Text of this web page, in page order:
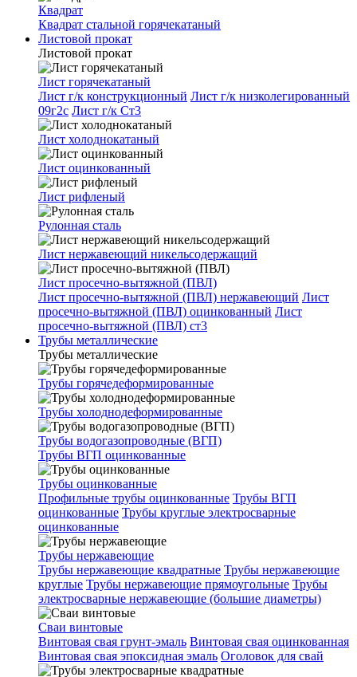
Квадрат
Квадрат стальной горячекатаный
Листовой прокат
Листовой прокат
Лист горячекатаный
Лист г/к конструкционный Лист г/к низколегированный
09г2с Лист г/к Ст3
Лист холоднокатаный
Лист оцинкованный
Лист рифленый
Рулонная сталь
Лист нержавеющий никельсодержащий
Лист просечно-вытяжной (ПВЛ)
Лист просечно-вытяжной (ПВЛ) нержавеющий Лист
просечно-вытяжной (ПВЛ) оцинкованный Лист
просечно-вытяжной (ПВЛ) ст3
Трубы металлические
Трубы металлические
Трубы горячедеформированные
Трубы холоднодеформированные
Трубы водогазопроводные (ВГП)
Трубы ВГП оцинкованные
Трубы оцинкованные
Профильные трубы оцинкованные Трубы ВГП
оцинкованные Трубы круглые электросварные
оцинкованные
Трубы нержавеющие
Трубы нержавеющие квадратные Трубы нержавеющие
круглые Трубы нержавеющие прямоугольные Трубы
электросварные нержавеющие (большие диаметры)
Сваи винтовые
Винтовая свая грунт-эмаль Винтовая свая оцинкованная
Винтовая свая эпоксидная эмаль Оголовок для свай